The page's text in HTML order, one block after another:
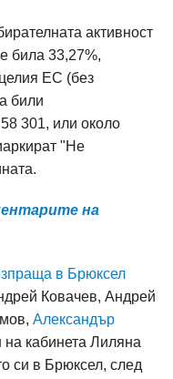
активност
била 33,27%,
ЕС (без
били
301, или около
"Не
на
в Брюксел
Ковачев, Андрей
Александър
кабинета Лиляна
си в Брюксел, след